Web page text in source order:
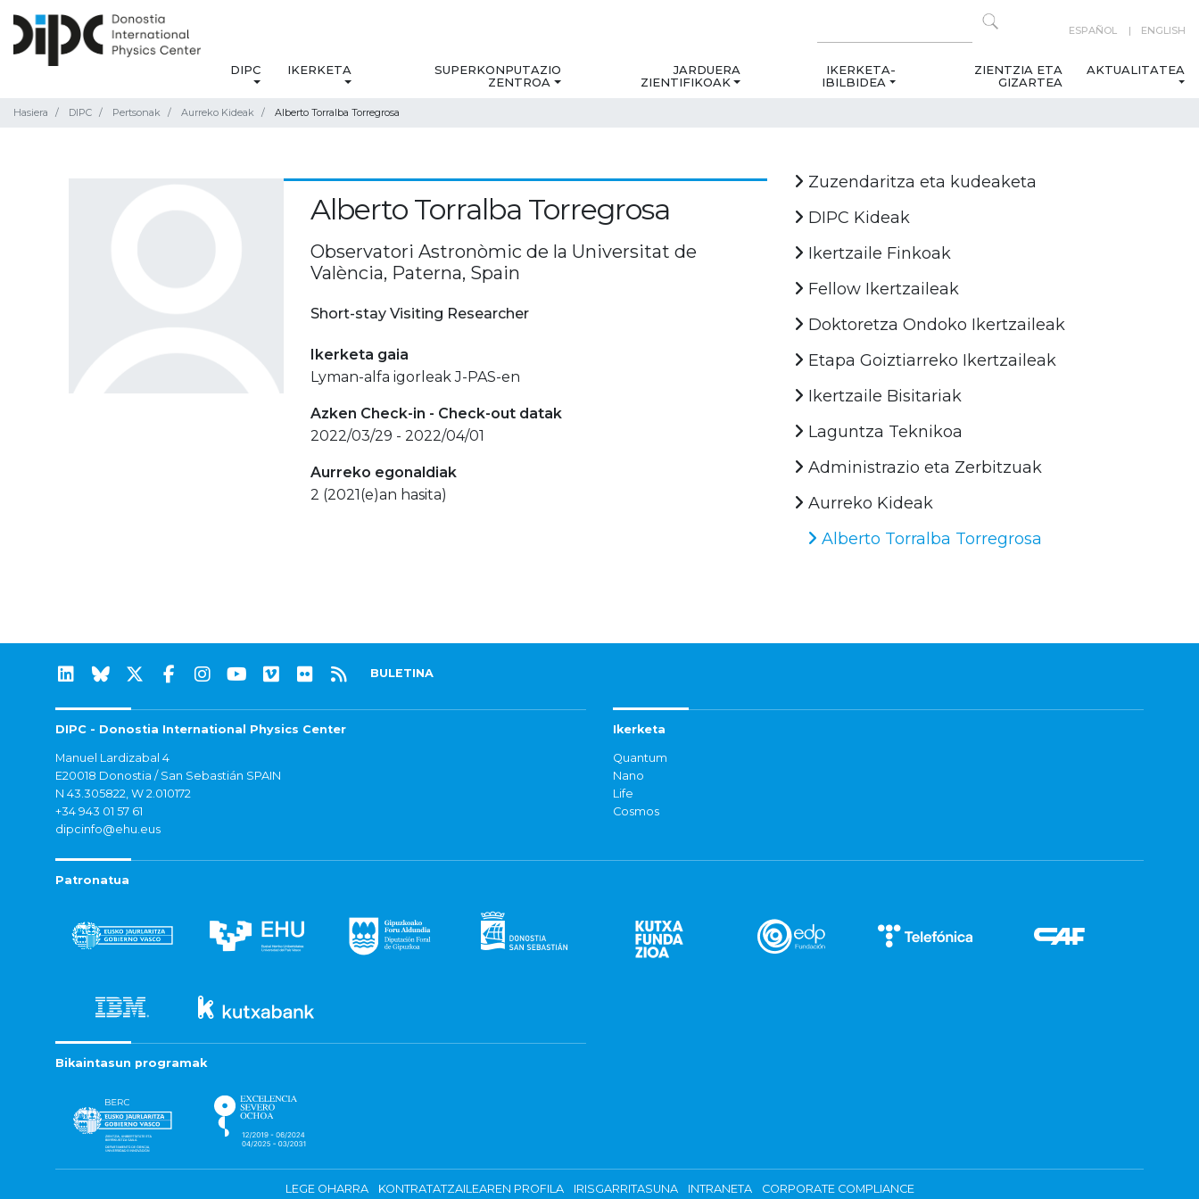
ESPAÑOL ENGLISH
DIPC IKERKETA
SUPERKONPUTAZIO
ZENTROA
JARDUERA
ZIENTIFIKOAK
IKERKETA-
IBILBIDEA
ZIENTZIA ETA
GIZARTEA
AKTUALITATEA
Hasiera DIPC Pertsonak Aurreko Kideak Alberto Torralba Torregrosa
Alberto Torralba Torregrosa
Observatori Astronòmic de la Universitat de
València, Paterna, Spain
Short-stay Visiting Researcher
Ikerketa gaia
Lyman-alfa igorleak J-PAS-en
Azken Check-in - Check-out datak
2022/03/29 - 2022/04/01
Aurreko egonaldiak
2 (2021(e)an hasita)
Zuzendaritza eta kudeaketa
DIPC Kideak
Ikertzaile Finkoak
Fellow Ikertzaileak
Doktoretza Ondoko Ikertzaileak
Etapa Goiztiarreko Ikertzaileak
Ikertzaile Bisitariak
Laguntza Teknikoa
Administrazio eta Zerbitzuak
Aurreko Kideak
Alberto Torralba Torregrosa
BULETINA
DIPC - Donostia International Physics Center
Manuel Lardizabal 4
E20018 Donostia / San Sebastián SPAIN
N 43.305822, W 2.010172
+34 943 01 57 61
dipcinfo@ehu.eus
Ikerketa
Quantum
Nano
Life
Cosmos
Patronatua
Bikaintasun programak
LEGE OHARRA KONTRATATZAILEAREN PROFILA IRISGARRITASUNA INTRANETA CORPORATE COMPLIANCE